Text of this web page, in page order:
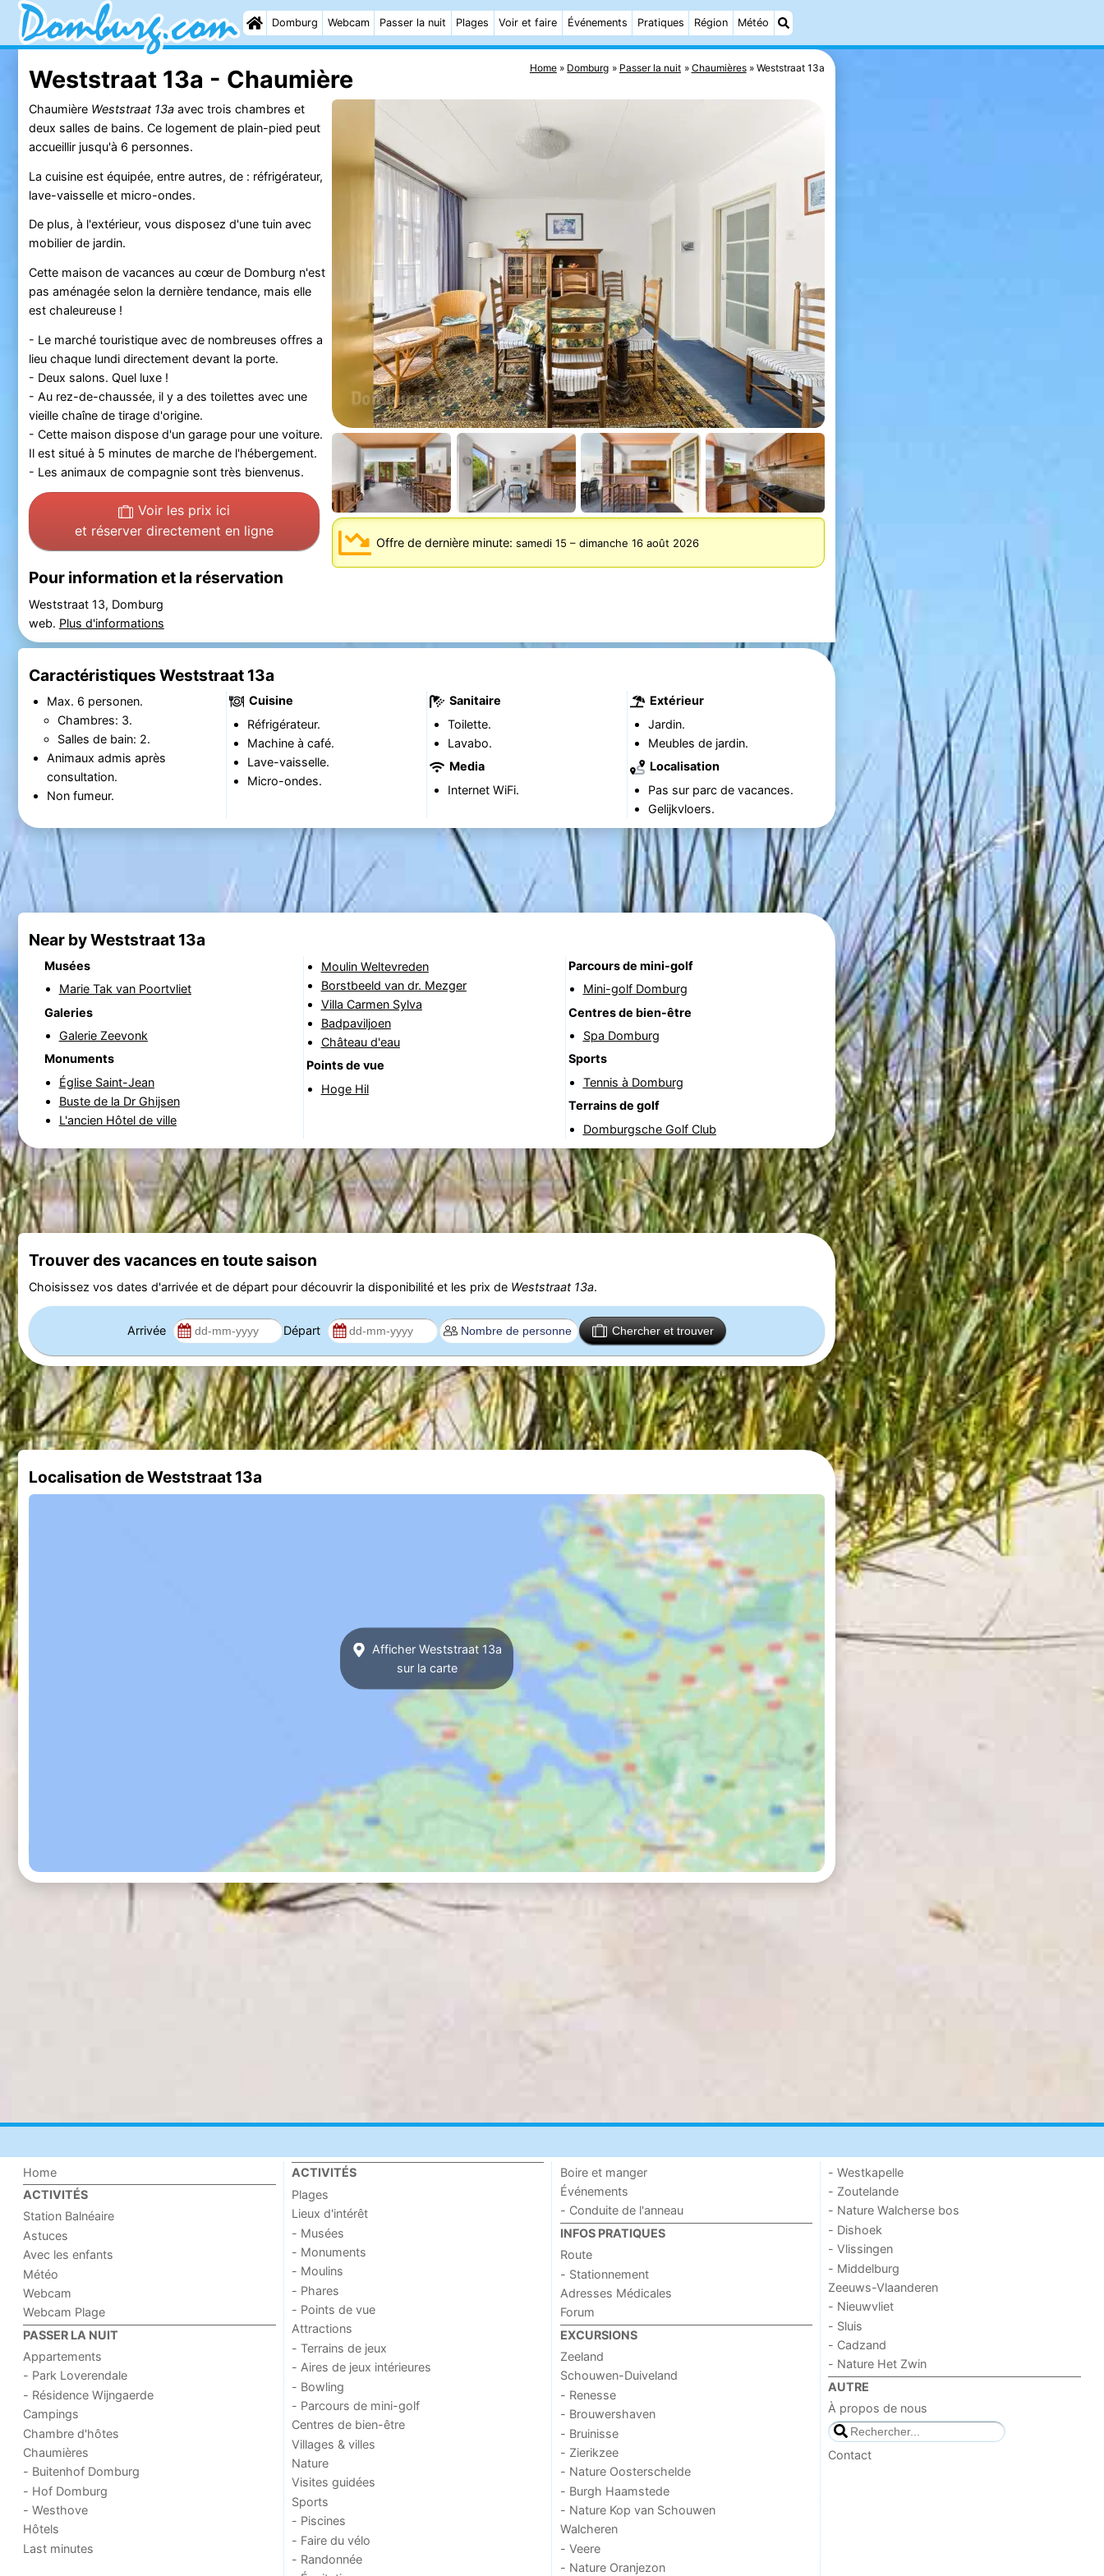
Domburg Webcam Passer la nuit Plages Voir et faire Événements Pratiques Région Météo
Home Domburg Passer la nuit Chaumières Weststraat 13a
Weststraat 13a - Chaumière
Offre de dernière minute: samedi 15 – dimanche 16 août 2026
Chaumière Weststraat 13aavec trois chambres et
deux salles de bains. Ce logement de plain-pied peut
accueillir jusqu'à 6 personnes.
La cuisine est équipée, entre autres, de : réfrigérateur,
lave-vaisselle et micro-ondes.
De plus, à l'extérieur, vous disposez d'une tuin avec
mobilier de jardin.
Cette maison de vacances au cœur de Domburg n'est
pas aménagée selon la dernière tendance, mais elle
est chaleureuse !
- Le marché touristique avec de nombreuses offres a
lieu chaque lundi directement devant la porte.
- Deux salons. Quel luxe !
- Au rez-de-chaussée, il y a des toilettes avec une
vieille chaîne de tirage d'origine.
- Cette maison dispose d'un garage pour une voiture.
Il est situé à 5 minutes de marche de l'hébergement.
- Les animaux de compagnie sont très bienvenus.
Voir les prix ici
et réserver directement en ligne
Pour information et la réservation
Weststraat 13, Domburg
web. Plus d'informations
Caractéristiques Weststraat 13a
Max. 6 personen.
Chambres: 3.
Salles de bain: 2.
Animaux admis après
consultation.
Non fumeur.
Cuisine
Réfrigérateur.
Machine à café.
Lave-vaisselle.
Micro-ondes.
Sanitaire
Toilette.
Lavabo.
Media
Internet WiFi.
Extérieur
Jardin.
Meubles de jardin.
Localisation
Pas sur parc de vacances.
Gelijkvloers.
Near by Weststraat 13a
Musées
Marie Tak van Poortvliet
Galeries
Galerie Zeevonk
Monuments
Église Saint-Jean
Buste de la Dr Ghijsen
L'ancien Hôtel de ville
Moulin Weltevreden
Borstbeeld van dr. Mezger
Villa Carmen Sylva
Badpaviljoen
Château d'eau
Points de vue
Hoge Hil
Parcours de mini-golf
Mini-golf Domburg
Centres de bien-être
Spa Domburg
Sports
Tennis à Domburg
Terrains de golf
Domburgsche Golf Club
Trouver des vacances en toute saison
Choisissez vos dates d'arrivée et de départ pour découvrir la disponibilité et les prix de Weststraat 13a.
Arrivée Départ Chercher et trouver
Localisation de Weststraat 13a
Afficher Weststraat 13a
sur la carte
Home
ACTIVITÉS
Station Balnéaire
Astuces
Avec les enfants
Météo
Webcam
Webcam Plage
PASSER LA NUIT
Appartements
- Park Loverendale
- Résidence Wijngaerde
Campings
Chambre d'hôtes
Chaumières
- Buitenhof Domburg
- Hof Domburg
- Westhove
Hôtels
Last minutes
ACTIVITÉS
Plages
Lieux d'intérêt
- Musées
- Monuments
- Moulins
- Phares
- Points de vue
Attractions
- Terrains de jeux
- Aires de jeux intérieures
- Bowling
- Parcours de mini-golf
Centres de bien-être
Villages & villes
Nature
Visites guidées
Sports
- Piscines
- Faire du vélo
- Randonnée
Boire et manger
Événements
- Conduite de l'anneau
INFOS PRATIQUES
Route
- Stationnement
Adresses Médicales
Forum
EXCURSIONS
Zeeland
Schouwen-Duiveland
- Renesse
- Brouwershaven
- Bruinisse
- Zierikzee
- Nature Oosterschelde
- Burgh Haamstede
- Nature Kop van Schouwen
Walcheren
- Veere
- Nature Oranjezon
- Westkapelle
- Zoutelande
- Nature Walcherse bos
- Dishoek
- Vlissingen
- Middelburg
Zeeuws-Vlaanderen
- Nieuwvliet
- Sluis
- Cadzand
- Nature Het Zwin
AUTRE
À propos de nous
Contact